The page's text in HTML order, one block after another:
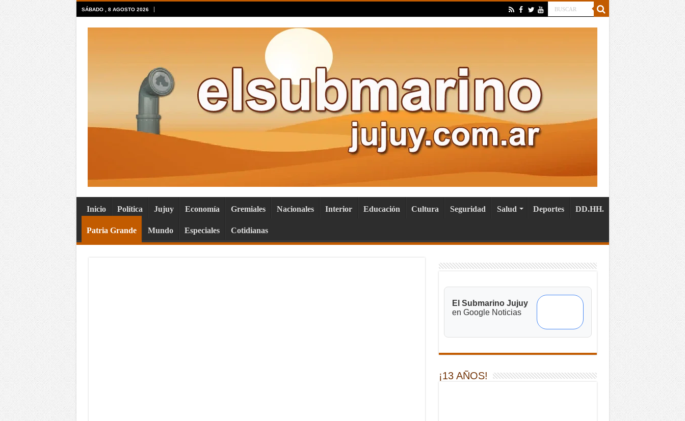
SÁBADO , 8 AGOSTO 2026
Inicio Política Jujuy Economía Gremiales Nacionales Interior Educación Cultura Seguridad Salud Deportes DD.HH.
Patria Grande Mundo Especiales Cotidianas
El Submarino Jujuy
en Google Noticias
¡13 AÑOS!